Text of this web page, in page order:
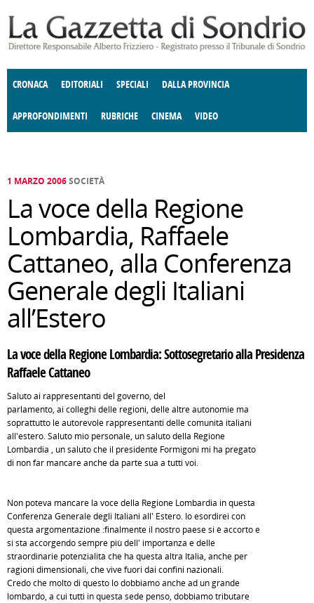
CRONACA EDITORIALI SPECIALI DALLA PROVINCIA
APPROFONDIMENTI
E SPETTACOLI POLITICA
RUBRICHE
DELLE IDEE FATTI DELLO SPIRITO
CINEMA VIDEO
1 MARZO 2006SOCIETÀ
La voce della Regione
Lombardia, Raffaele
Cattaneo, alla Conferenza
Generale degli Italiani
all’Estero
La voce della Regione Lombardia: Sottosegretario alla Presidenza
Raffaele Cattaneo
Saluto ai rappresentanti del governo, del
parlamento, ai colleghi delle regioni, delle altre autonomie ma
soprattutto le autorevole rappresentanti delle comunità italiani
all'estero. Saluto mio personale, un saluto della Regione
Lombardia , un saluto che il presidente Formigoni mi ha pregato
di non far mancare anche da parte sua a tutti voi.
Non poteva mancare la voce della Regione Lombardia in questa
Conferenza Generale degli Italiani all' Estero. Io esordirei con
questa argomentazione :finalmente il nostro paese si è accorto e
si sta accorgendo sempre più dell' importanza e delle
straordinarie potenzialità che ha questa altra Italia, anche per
ragioni dimensionali, che vive fuori dai confini nazionali.
Credo che molto di questo lo dobbiamo anche ad un grande
lombardo, a cui tutti in questa sede penso, dobbiamo tributare